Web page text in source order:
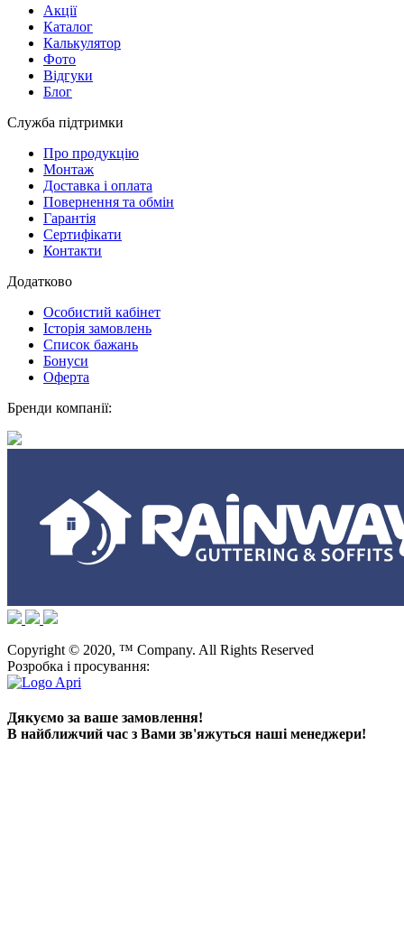
Акції
Каталог
Калькулятор
Фото
Відгуки
Блог
Служба підтримки
Про продукцію
Монтаж
Доставка і оплата
Повернення та обмін
Гарантія
Сертифікати
Контакти
Додатково
Особистий кабінет
Історія замовлень
Список бажань
Бонуси
Оферта
Бренди компанії:
Copyright © 2020, ™ Company. All Rights Reserved
Розробка і просування:
Дякуємо за ваше замовлення!
В найближчий час з Вами зв'яжуться наші менеджери!